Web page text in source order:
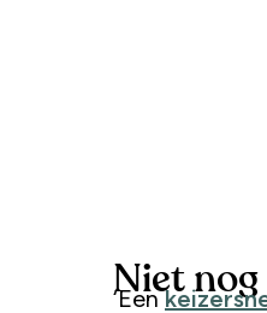
Niet nog
‘Een